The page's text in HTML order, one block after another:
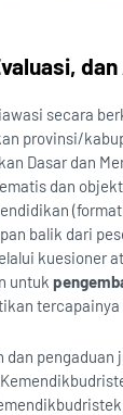
secara
provinsi/
Dasar dan
dan
balik dari
kuesioner
untuk
tercapainya
dan pengaduan